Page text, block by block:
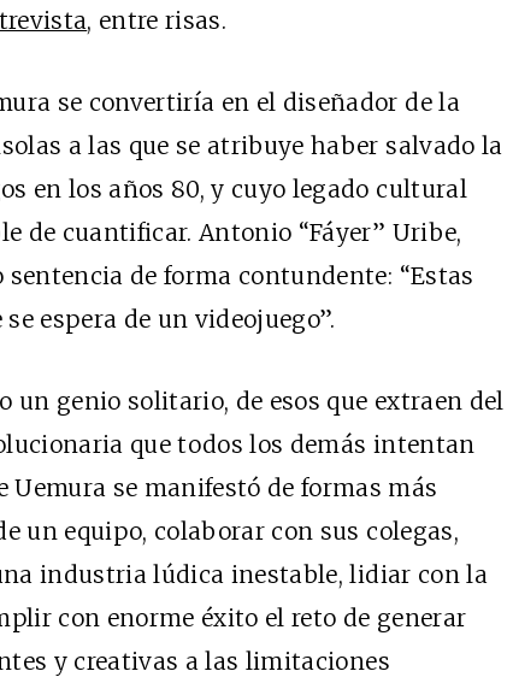
, entre risas.
se convertiría en el diseñador de la
a las que se atribuye haber salvado la
en los años 80, y cuyo legado cultural
de cuantificar. Antonio “Fáyer” Uribe,
sentencia de forma contundente: “Estas
espera de un videojuego”.
un genio solitario, de esos que extraen del
que todos los demás intentan
Uemura se manifestó de formas más
un equipo, colaborar con sus colegas,
industria lúdica inestable, lidiar con la
con enorme éxito el reto de generar
y creativas a las limitaciones